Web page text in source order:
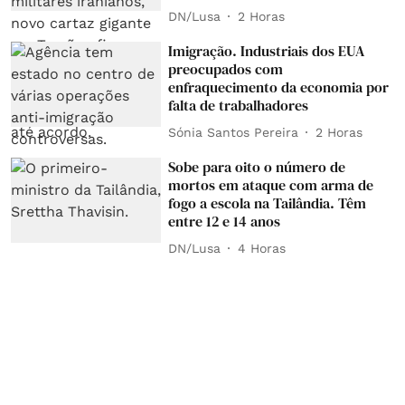
DN/Lusa 2 Horas
Imigração. Industriais dos EUA
preocupados com
enfraquecimento da economia por
falta de trabalhadores
Sónia Santos Pereira 2 Horas
Sobe para oito o número de
mortos em ataque com arma de
fogo a escola na Tailândia. Têm
entre 12 e 14 anos
DN/Lusa 4 Horas